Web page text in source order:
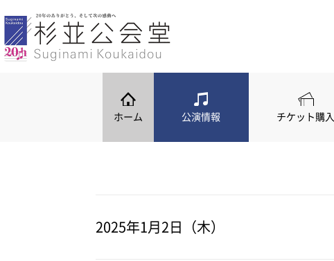
ホーム 公演情報 チケット購入
ホーム
公演情報
2025年1月2日（木）